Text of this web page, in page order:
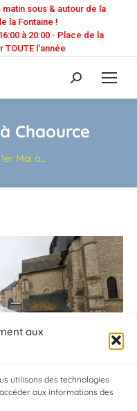
aux
utilisons des technologies
aux informations des
matin sous & autour de la
la Fontaine !
à 20:00 - Place de la
TOUTE l'année
Recherche
:
Chaource
Mai à…